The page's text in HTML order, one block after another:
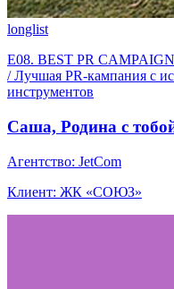
longlist
E08. BEST PR
/ Лучшая PR-кампания с
инструментов
Саша, Родина с
Агентство: JetCom
Клиент: ЖК «СОЮЗ»